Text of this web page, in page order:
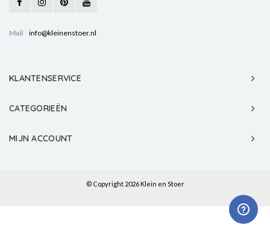
Mail info@kleinenstoer.nl
KLANTENSERVICE
CATEGORIEËN
MIJN ACCOUNT
© Copyright 2026 Klein en Stoer